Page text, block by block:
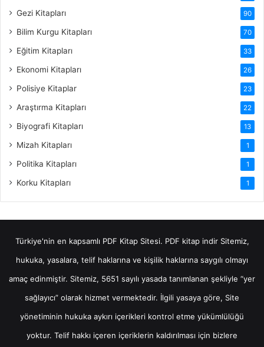
Gezi Kitapları 90
Bilim Kurgu Kitapları 70
Eğitim Kitapları 33
Ekonomi Kitapları 26
Polisiye Kitaplar 23
Araştırma Kitapları 22
Biyografi Kitapları 13
Mizah Kitapları 1
Politika Kitapları 1
Korku Kitapları 1
Türkiye'nin en kapsamlı PDF Kitap Sitesi. PDF kitap indirSitemiz,
hukuka, yasalara, telif haklarına ve kişilik haklarına saygılı olmayı
amaç edinmiştir. Sitemiz, 5651 sayılı yasada tanımlanan şekliyle “yer
sağlayıcı” olarak hizmet vermektedir. İlgili yasaya göre, Site
yönetiminin hukuka aykırı içerikleri kontrol etme yükümlülüğü
yoktur. Telif hakkı içeren içeriklerin kaldırılması için bizlere